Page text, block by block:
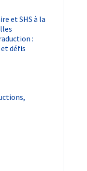
et SHS à la
:
défis